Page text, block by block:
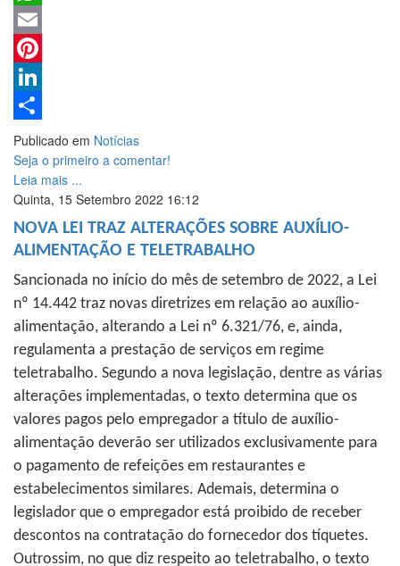
WhatsApp
Email
Pinterest
LinkedIn
Share
Publicado em Notícias
Seja o primeiro a comentar!
Leia mais ...
Quinta, 15 Setembro 2022 16:12
NOVA LEI TRAZ ALTERAÇÕES SOBRE AUXÍLIO-
ALIMENTAÇÃO E TELETRABALHO
Sancionada no início do mês de setembro de 2022, a Lei
nº 14.442 traz novas diretrizes em relação ao auxílio-
alimentação, alterando a Lei nº 6.321/76, e, ainda,
regulamenta a prestação de serviços em regime
teletrabalho. Segundo a nova legislação, dentre as várias
alterações implementadas, o texto determina que os
valores pagos pelo empregador a título de auxílio-
alimentação deverão ser utilizados exclusivamente para
o pagamento de refeições em restaurantes e
estabelecimentos similares. Ademais, determina o
legislador que o empregador está proibido de receber
descontos na contratação do fornecedor dos tíquetes.
Outrossim, no que diz respeito ao teletrabalho, o texto